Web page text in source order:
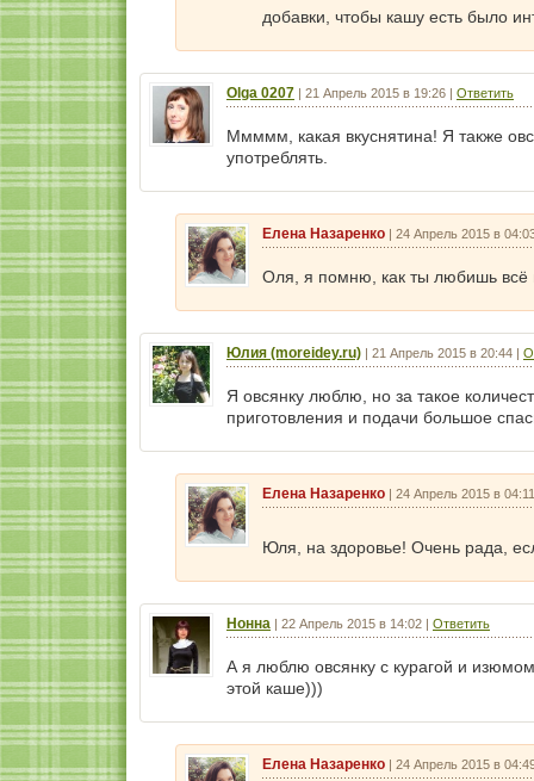
добавки, чтобы кашу есть было
Olga 0207 | 21 Апрель 2015 в 19:26 | Ответить
Ммммм, какая вкуснятина! Я также
употреблять.
Елена Назаренко | 24 Апрель 2015 в
Оля, я помню, как ты любишь всё
Юлия (moreidey.ru) | 21 Апрель 2015 в 20:44 |
Я овсянку люблю, но за такое
приготовления и подачи большое
Елена Назаренко | 24 Апрель 2015 в 04:11
Юля, на здоровье! Очень рада,
Нонна | 22 Апрель 2015 в 14:02 | Ответить
А я люблю овсянку с курагой и
этой каше)))
Елена Назаренко | 24 Апрель 2015 в